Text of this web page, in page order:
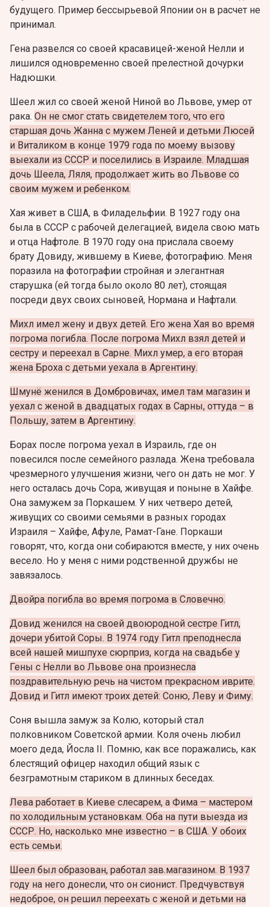
будущего. Пример бессырьевой Японии он в расчет не
принимал.
Гена развелся со своей красавицей-женой Нелли и
лишился одновременно своей прелестной дочурки
Надюшки.
Шеел жил со своей женой Ниной во Львове, умер от
рака. Он не смог стать свидетелем того, что его
старшая дочь Жанна с мужем Леней и детьми Люсей
и Виталиком в конце 1979 года по моему вызову
выехали из СССР и поселились в Израиле. Младшая
дочь Шеела, Ляля, продолжает жить во Львове со
своим мужем и ребенком.
Хая живет в США, в Филадельфии. В 1927 году она
была в СССР с рабочей делегацией, видела свою мать
и отца Нафтоле. В 1970 году она прислала своему
брату Довиду, жившему в Киеве, фотографию. Меня
поразила на фотографии стройная и элегантная
старушка (ей тогда было около 80 лет), стоящая
посреди двух своих сыновей, Нормана и Нафтали.
Михл имел жену и двух детей. Его жена Хая во время
погрома погибла. После погрома Михл взял детей и
сестру и переехал в Сарне. Михл умер, а его вторая
жена Броха с детьми уехала в Аргентину.
Шмунё женился в Домбровичах, имел там магазин и
уехал с женой в двадцатых годах в Сарны, оттуда – в
Польшу, затем в Аргентину.
Борах после погрома уехал в Израиль, где он
повесился после семейного разлада. Жена требовала
чрезмерного улучшения жизни, чего он дать не мог. У
него осталась дочь Сора, живущая и поныне в Хайфе.
Она замужем за Поркашем. У них четверо детей,
живущих со своими семьями в разных городах
Израиля – Хайфе, Афуле, Рамат-Гане. Поркаши
говорят, что, когда они собираются вместе, у них очень
весело. Но у меня с ними родственной дружбы не
завязалось.
Двойра погибла во время погрома в Словечно.
Довид женился на своей двоюродной сестре Гитл,
дочери убитой Соры. В 1974 году Гитл преподнесла
всей нашей мишпухе сюрприз, когда на свадьбе у
Гены с Нелли во Львове она произнесла
поздравительную речь на чистом прекрасном иврите.
Довид и Гитл имеют троих детей: Соню, Леву и Фиму.
Соня вышла замуж за Колю, который стал
полковником Советской армии. Коля очень любил
моего деда, Йосла II. Помню, как все поражались, как
блестящий офицер находил общий язык с
безграмотным стариком в длинных беседах.
Лева работает в Киеве слесарем, а Фима – мастером
по холодильным установкам. Оба на пути выезда из
СССР. Но, насколько мне известно – в США. У обоих
есть семьи.
Шеел был образован, работал зав.магазином. В 1937
году на него донесли, что он сионист. Предчувствуя
недоброе, он решил переехать с женой и детьми на